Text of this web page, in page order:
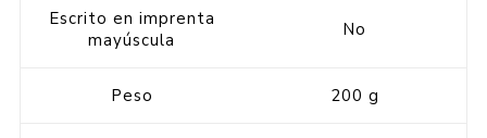
Escrito en imprenta
mayúscula
No
Peso 200 g